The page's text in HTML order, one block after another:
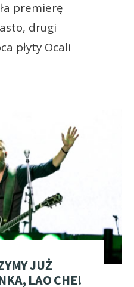
premierę
drugi
płyty Ocali
JUŻ
LAO CHE!